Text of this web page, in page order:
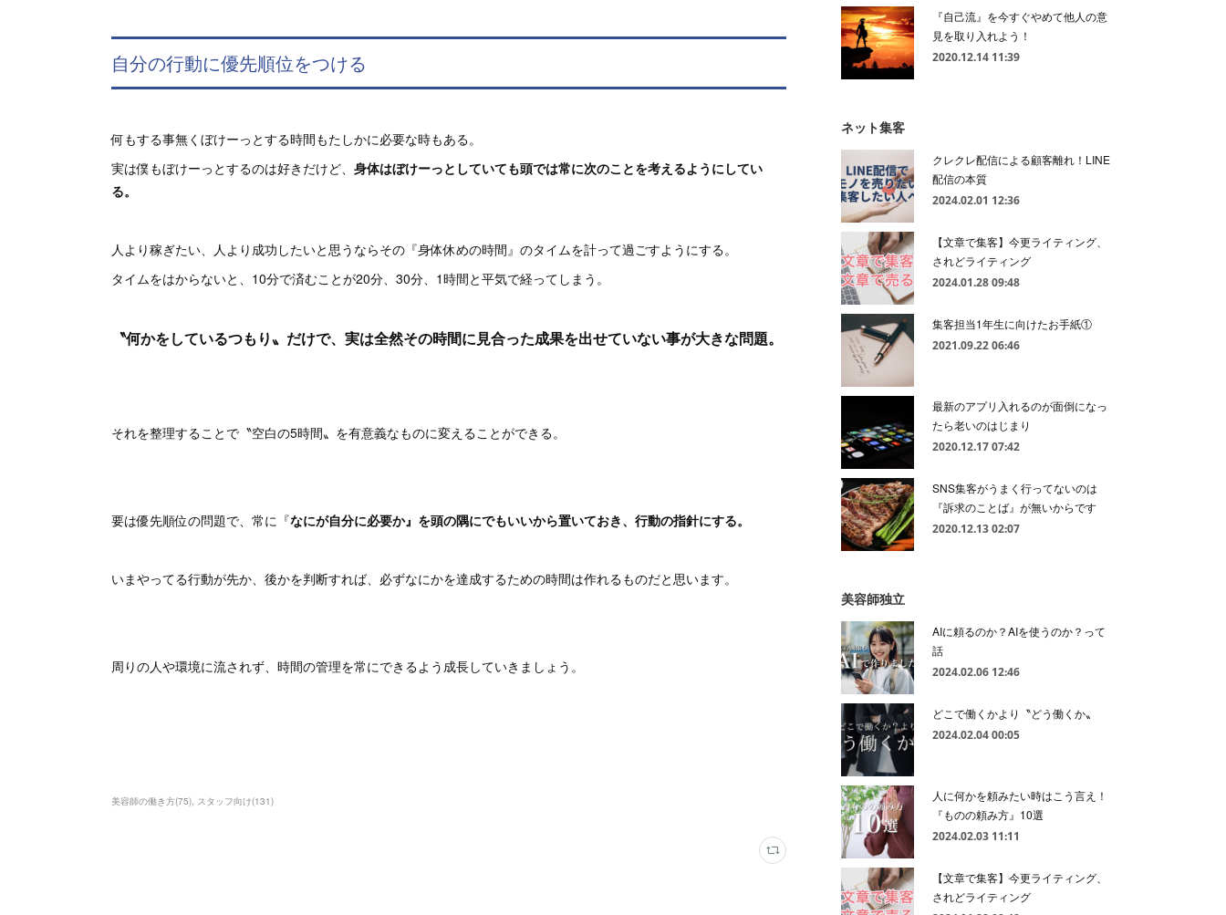
自分の行動に優先順位をつける
何もする事無くぼけーっとする時間もたしかに必要な時もある。
実は僕もぼけーっとするのは好きだけど、 身体はぼけーっとしていても頭では常に次のことを考えるようにしてい
る。
人より稼ぎたい、人より成功したいと思うならその『身体休めの時間』のタイムを計って過ごすようにする。
タイムをはからないと、10分で済むことが20分、30分、1時間と平気で経ってしまう。
〝何かをしているつもり〟だけで、実は全然その時間に見合った成果を出せていない事が大きな問題。
それを整理することで〝空白の5時間〟を有意義なものに変えることができる。
要は優先順位の問題で、常に『なにが自分に必要か』を頭の隅にでもいいから置いておき、行動の指針にする。
いまやってる行動が先か、後かを判断すれば、必ずなにかを達成するための時間は作れるものだと思います。
周りの人や環境に流されず、時間の管理を常にできるよう成長していきましょう。
美容師の働き方(75) スタッフ向け(131)
『自己流』を今すぐやめて他人の意
見を取り入れよう！
2020.12.14 11:39
ネット集客
クレクレ配信による顧客離れ！LINE
配信の本質
2024.02.01 12:36
【文章で集客】今更ライティング、
されどライティング
2024.01.28 09:48
集客担当1年生に向けたお手紙①
2021.09.22 06:46
最新のアプリ入れるのが面倒になっ
たら老いのはじまり
2020.12.17 07:42
SNS集客がうまく行ってないのは
『訴求のことば』が無いからです
2020.12.13 02:07
美容師独立
AIに頼るのか？AIを使うのか？って
話
2024.02.06 12:46
どこで働くかより〝どう働くか〟
2024.02.04 00:05
人に何かを頼みたい時はこう言え！
『ものの頼み方』10選
2024.02.03 11:11
【文章で集客】今更ライティング、
されどライティング